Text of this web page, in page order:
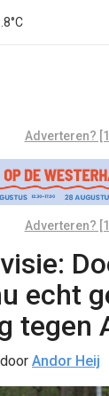
Adverteren?
Adverteren?
echt
tegen
door Andor Heij